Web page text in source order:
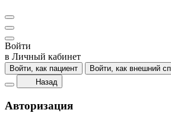
Войти
в Личный кабинет
Войти, как пациент
Войти, как внешний
Назад
Авторизация